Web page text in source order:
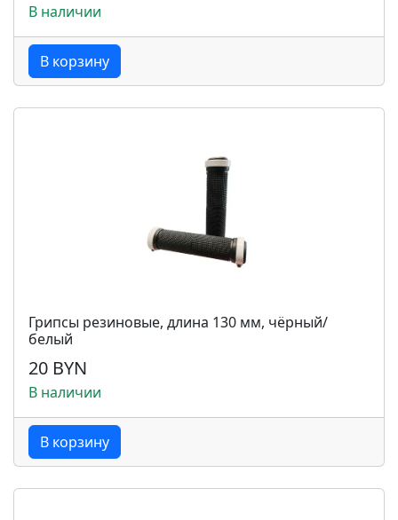
В наличии
В корзину
Грипсы резиновые, длина 130 мм, чёрный/
белый
20 BYN
В наличии
В корзину